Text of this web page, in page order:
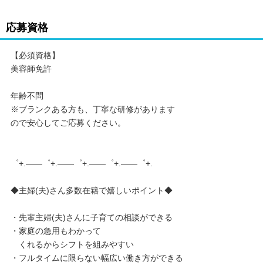
応募資格
【必須資格】
美容師免許
年齢不問
※ブランクある方も、丁寧な研修があります
ので安心してご応募ください。
゜+.――゜+.――゜+.――゜+.――゜+.
◆主婦(夫)さん多数在籍で嬉しいポイント◆
・先輩主婦(夫)さんに子育ての相談ができる
・家庭の急用もわかって
くれるからシフトを組みやすい
・フルタイムに限らない幅広い働き方ができる